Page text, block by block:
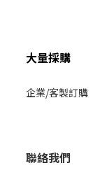
大量採購
企業/客製訂購
聯絡我們